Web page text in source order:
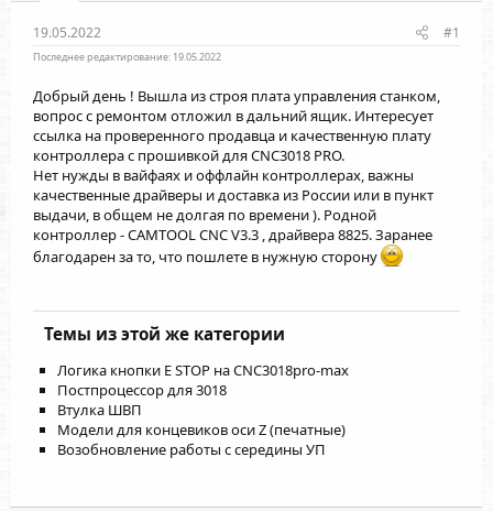
19.05.2022 #1
Последнее редактирование: 19.05.2022
Добрый день ! Вышла из строя плата управления станком,
вопрос с ремонтом отложил в дальний ящик. Интересует
ссылка на проверенного продавца и качественную плату
контроллера с прошивкой для CNC3018 PRO.
Нет нужды в вайфаях и оффлайн контроллерах, важны
качественные драйверы и доставка из России или в пункт
выдачи, в общем не долгая по времени ). Родной
контроллер - CAMTOOL CNC V3.3 , драйвера 8825. Заранее
благодарен за то, что пошлете в нужную сторону
Темы из этой же категории
Логика кнопки E STOP на CNC3018pro-max
Постпроцессор для 3018
Втулка ШВП
Модели для концевиков оси Z (печатные)
Возобновление работы с середины УП